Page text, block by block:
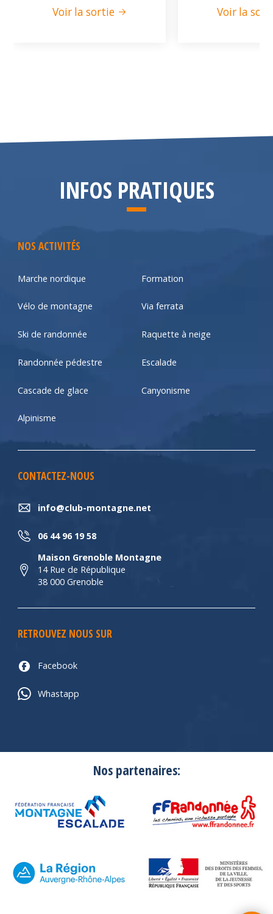
Voir la sortie Voir la
INFOS PRATIQUES
NOS ACTIVITÉS
Marche nordique Formation
Vélo de montagne Via ferrata
Ski de randonnée Raquette à neige
Randonnée pédestre Escalade
Cascade de glace Canyonisme
Alpinisme
CONTACTEZ-NOUS
info@club-montagne.net
06 44 96 19 58
Maison Grenoble Montagne
14 Rue de République
38 000 Grenoble
RETROUVEZ NOUS SUR
Facebook
Whastapp
Nos partenaires: